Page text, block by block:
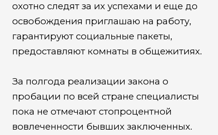
охотно следят за их успехами и еще до
освобождения приглашаю на работу,
гарантируют социальные пакеты,
предоставляют комнаты в общежитиях.
За полгода реализации закона о
пробации по всей стране специалисты
пока не отмечают стопроцентной
вовлеченности бывших заключенных.